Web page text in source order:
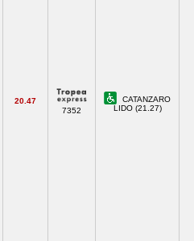
20.47
7352
CATANZARO
LIDO (21.27)